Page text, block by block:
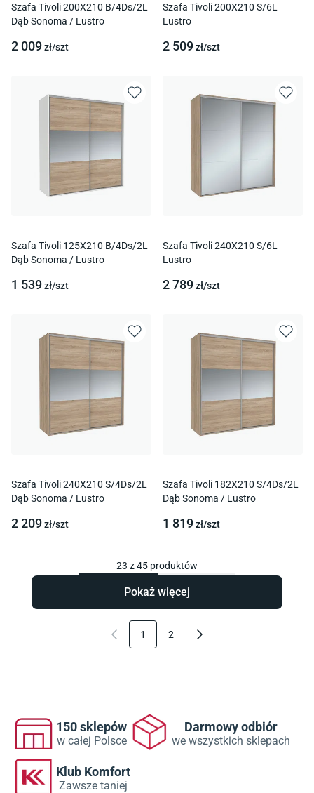
Szafa Tivoli 200X210 B/4Ds/2L
Dąb Sonoma / Lustro
2 009zł/szt
Szafa Tivoli 200X210 S/6L
Lustro
2 509zł/szt
Szafa Tivoli 125X210 B/4Ds/2L
Dąb Sonoma / Lustro
1 539zł/szt
Szafa Tivoli 240X210 S/6L
Lustro
2 789zł/szt
Szafa Tivoli 240X210 S/4Ds/2L
Dąb Sonoma / Lustro
2 209zł/szt
Szafa Tivoli 182X210 S/4Ds/2L
Dąb Sonoma / Lustro
1 819zł/szt
23 z45 produktów
Pokaż więcej
1 2
150 sklepów
w całej Polsce
Darmowy odbiór
we wszystkich sklepach
Klub Komfort
Zawsze taniej